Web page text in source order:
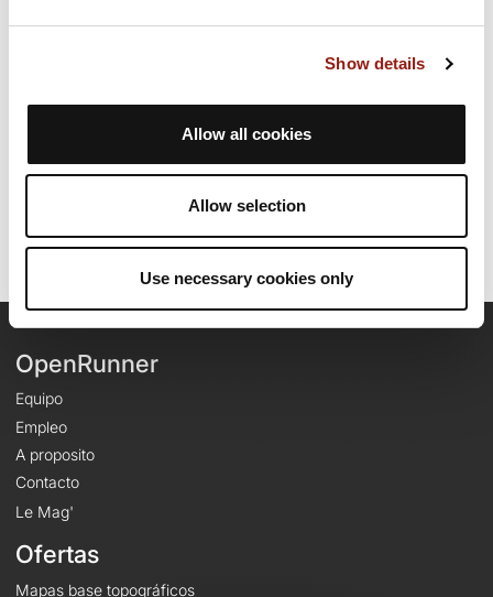
Show details
Allow all cookies
Allow selection
Use necessary cookies only
unas 5 horas y 33 minutos para completar esta ruta.
Última actualización de la ficha de ruta: 25 de septiembre de 2011
16:25:40.
Identificador del recorrido: 1249007
OpenRunner
Equipo
Empleo
A proposito
Contacto
Le Mag'
Ofertas
Mapas base topográficos